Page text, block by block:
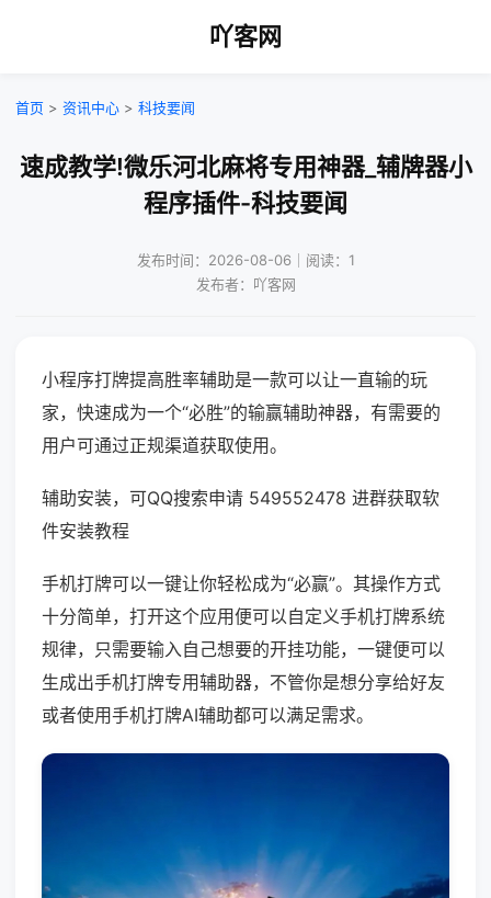
吖客网
首页 > 资讯中心 > 科技要闻
速成教学!微乐河北麻将专用神器_辅牌器小
程序插件-科技要闻
发布时间：2026-08-06｜阅读：1
发布者：吖客网
小程序打牌提高胜率辅助是一款可以让一直输的玩
家，快速成为一个“必胜”的输赢辅助神器，有需要的
用户可通过正规渠道获取使用。
辅助安装，可QQ搜索申请 549552478 进群获取软
件安装教程
手机打牌可以一键让你轻松成为“必赢”。其操作方式
十分简单，打开这个应用便可以自定义手机打牌系统
规律，只需要输入自己想要的开挂功能，一键便可以
生成出手机打牌专用辅助器，不管你是想分享给好友
或者使用手机打牌AI辅助都可以满足需求。